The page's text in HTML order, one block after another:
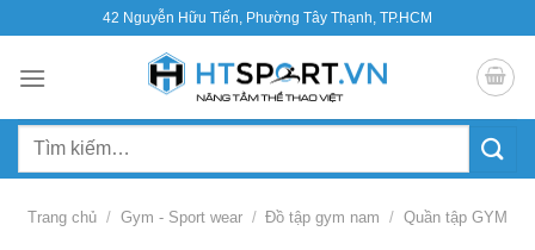
nội
42 Nguyễn Hữu Tiến, Phường Tây Thạnh, TP.HCM
Tìm
Trang chủ / Gym - Sport wear / Đồ tập gym nam / Quần tập GYM